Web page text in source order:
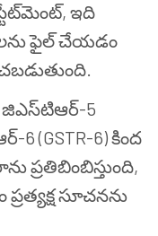
ఇది
ఫైల్ చేయడం
జిఎస్‌టి‌ఆర్-5
6 (GSTR-6) కింద
ప్రతిబింబిస్తుంది,
సూచనను